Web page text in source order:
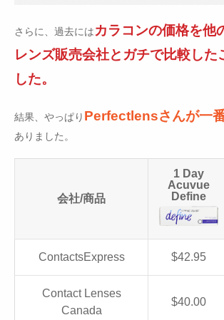
さらに、過去にはカラコンの価格を他
レンズ販売会社とガチで比較した
した。
結果、やっぱり Perfectlensさんが一
ありました。
会社/商品
1 Day
Acuvue
Define
ContactsExpress $42.95
Contact Lenses
Canada
$40.00